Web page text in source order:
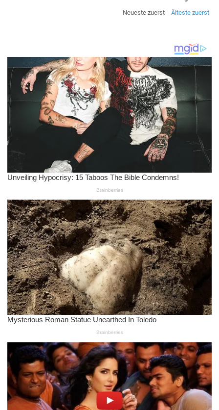
Neueste zuerst
Älteste zuerst